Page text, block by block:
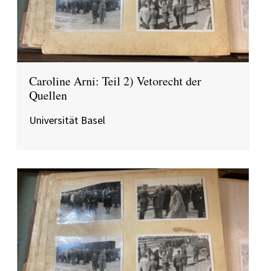
Caroline Arni: Teil 2) Vetorecht der
Quellen
Universität Basel